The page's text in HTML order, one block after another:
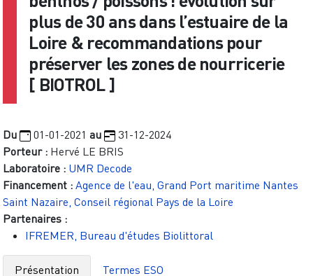
plus de 30 ans dans l’estuaire de la
Loire & recommandations pour
préserver les zones de nourricerie
[ BIOTROL]
Du 01-01-2021 au
31-12-2024
Porteur : Hervé LE BRIS
Laboratoire : UMR Decode
Financement : Agence de l'eau, Grand Port maritime Nantes
Saint Nazaire, Conseil régional Pays de la Loire
Partenaires :
IFREMER, Bureau d'études Biolittoral
Présentation Termes ESO